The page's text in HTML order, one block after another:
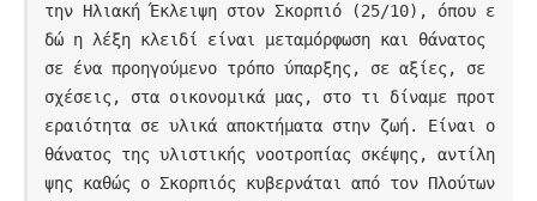
την Ηλιακή Έκλειψη στον Σκορπιό (25/10), όπου ε
δώ η λέξη κλειδί είναι μεταμόρφωση και θάνατος
σε ένα προηγούμενο τρόπο ύπαρξης, σε αξίες, σε
σχέσεις, στα οικονομικά μας, στο τι δίναμε προτ
εραιότητα σε υλικά αποκτήματα στην ζωή. Είναι ο
θάνατος της υλιστικής νοοτροπίας σκέψης, αντίλη
ψης καθώς ο Σκορπιός κυβερνάται από τον Πλούτων